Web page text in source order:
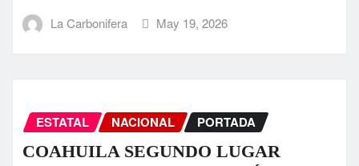
La Carbonifera May 19, 2026
ESTATAL NACIONAL PORTADA
COAHUILA SEGUNDO LUGAR